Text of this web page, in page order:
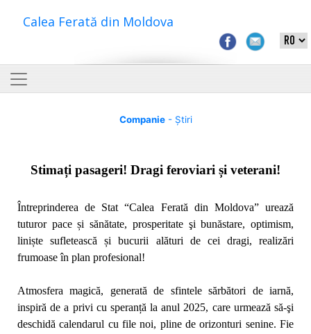
Calea Ferată din Moldova
Companie- Știri
Stimați pasageri! Dragi feroviari și veterani!
Întreprinderea de Stat “Calea Ferată din Moldova” urează
tuturor pace și sănătate, prosperitate şi bunăstare, optimism,
liniște sufletească și bucurii alături de cei dragi, realizări
frumoase în plan profesional!
Atmosfera magică, generată de sfintele sărbători de iarnă,
inspiră de a privi cu speranță la anul 2025, care urmează să-şi
deschidă calendarul cu file noi, pline de orizonturi senine. Fie